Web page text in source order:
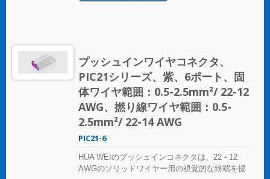
う – HUA WEIのプッシュインワイヤコネクタを
選んでください。 UL 486Cの基準に準拠してく
ださい。
プッシュインワイヤコネクタ、
PIC21シリーズ、紫、6ポート、固
体ワイヤ範囲：0.5-2.5mm²/ 22-12
AWG、撚り線ワイヤ範囲：0.5-
2.5mm²/ 22-14 AWG
PIC21-6
HUA WEIのプッシュインコネクタは、22 - 12
AWGのソリッドワイヤー用の視覚的な終端を提